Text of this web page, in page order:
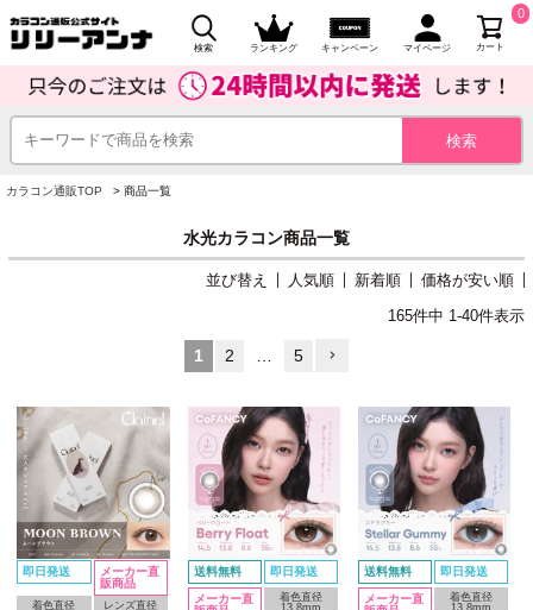
検索 ランキング キャンペーン マイページ カート
0
カラコン通販TOP 商品一覧
水光カラコン商品一覧
並び替え 人気順 新着順
価格が安い順
165件中 1-40件表示
1 2 5
即日発送
メーカー直
販商品
着色直径
レンズ直径
送料無料 即日発送
メーカー直
着色直径
13.8mm
送料無料 即日発送
メーカー直
着色直径
13.8mm